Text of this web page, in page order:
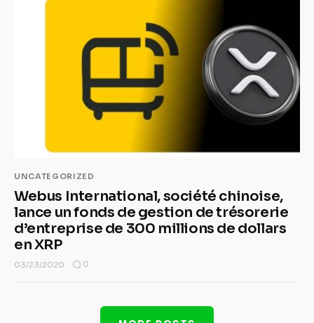
UNCATEGORIZED
Webus International, société chinoise,
lance un fonds de gestion de trésorerie
d’entreprise de 300 millions de dollars
en XRP
03/23/2020 0